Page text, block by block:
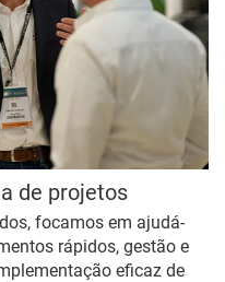
de projetos
focamos em ajudá-
rápidos, gestão e
eficaz de